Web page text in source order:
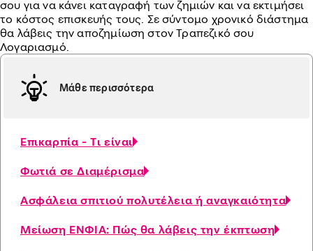
σου για να κάνει καταγραφή των ζημιών και να εκτιμήσει
το κόστος επισκευής τους. Σε σύντομο χρονικό διάστημα
θα λάβεις την αποζημίωση στον Τραπεζικό σου
Λογαριασμό.
Μάθε περισσότερα
Επικαρπία - Τι είναι
Φωτιά σε Διαμέρισμα
Ασφάλεια σπιτιού πολυτέλεια ή αναγκαιότητα
Μείωση ΕΝΦΙΑ: Πώς θα λάβεις την έκπτωση